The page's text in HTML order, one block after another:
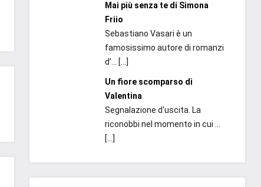
Mai più senza te di Simona
Friio
Sebastiano Vasari è un
famosissimo autore di romanzi
d’... […]
Un fiore scomparso di
Valentina
Segnalazione d'uscita. La
riconobbi nel momento in cui ...
[…]